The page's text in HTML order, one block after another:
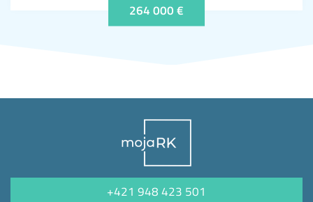
264 000 €
+421 948 423 501